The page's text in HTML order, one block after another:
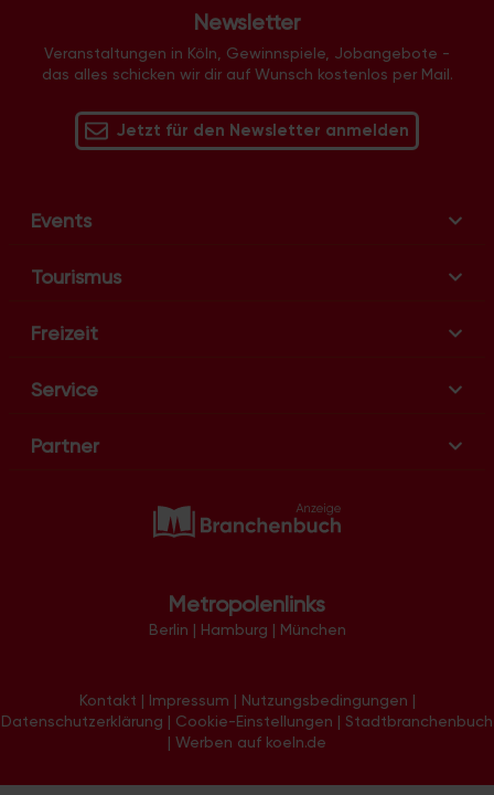
Newsletter
Veranstaltungen in Köln, Gewinnspiele, Jobangebote -
das alles schicken wir dir auf Wunsch kostenlos per Mail.
Jetzt für den Newsletter anmelden
Events
Tourismus
Freizeit
Service
Partner
Metropolenlinks
Berlin | Hamburg | München
Kontakt | Impressum | Nutzungsbedingungen |
Datenschutzerklärung | Cookie-Einstellungen | Stadtbranchenbuch
| Werben auf koeln.de